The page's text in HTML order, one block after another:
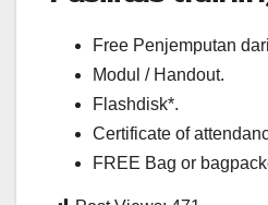
Free Penjemputan
Modul / Handout.
Flashdisk*.
Certificate of
FREE Bag or